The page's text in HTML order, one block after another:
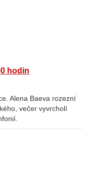
hodin
Alena Baeva rozezní
večer vyvrcholí